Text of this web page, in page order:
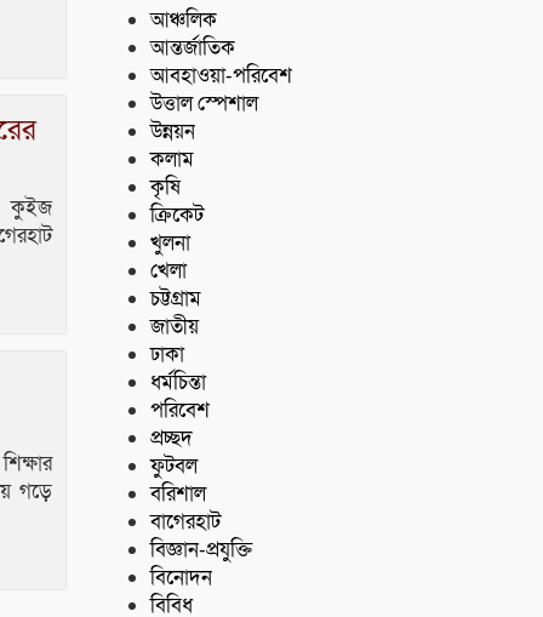
কুইজ
গড়ে
আঞ্চলিক
আন্তর্জাতিক
আবহাওয়া-পরিবেশ
উত্তাল স্পেশাল
উন্নয়ন
কলাম
কৃষি
ক্রিকেট
খুলনা
খেলা
চট্টগ্রাম
জাতীয়
ঢাকা
ধর্মচিন্তা
পরিবেশ
প্রচ্ছদ
ফুটবল
বরিশাল
বাগেরহাট
বিজ্ঞান-প্রযুক্তি
বিনোদন
বিবিধ